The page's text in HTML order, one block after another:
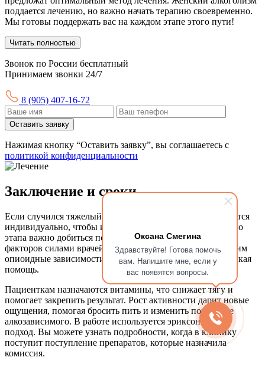
Оксана Смегина
Здравствуйте! Готова помочь
вам. Напишите мне, если у
вас появятся вопросы.
поддается лечению, но важно начать терапию своевременно.
Мы готовы поддержать вас на каждом этапе этого пути!
Читать полностью
Звонок по России бесплатный
Принимаем звонки 24/7
8 (905) 407-16-72
Оставить заявку
Нажимая кнопку “Оставить заявку”, вы соглашаетесь с
политикой конфиденциальности
Заключение и сроки
Если случился тяжелый запой, план кодировки подбирается
индивидуально, чтобы избежать срыва. После первичного
этапа важно добиться полного очищения от негативных
факторов силами врачей высшей квалификации. Мы лечим
опиоидные зависимости, в штате доступна психиатрическая
помощь.
Пациенткам назначаются витамины, что снижает тягу и
помогает закрепить результат. Рост активности дарит новые
ощущения, помогая бросить пить и изменить поведение
алкозависимого. В работе используется эриксоновский
подход. Вы можете узнать подробности, когда в клинику
поступит поступление препаратов, которые назначила
комиссия.